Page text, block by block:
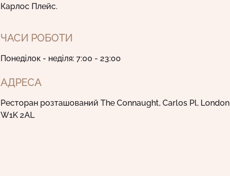
Карлос Плейс.
ЧАСИ РОБОТИ
Понеділок - неділя: 7:00 - 23:00
АДРЕСА
Ресторан розташований The Connaught, Carlos Pl, London
W1K 2AL